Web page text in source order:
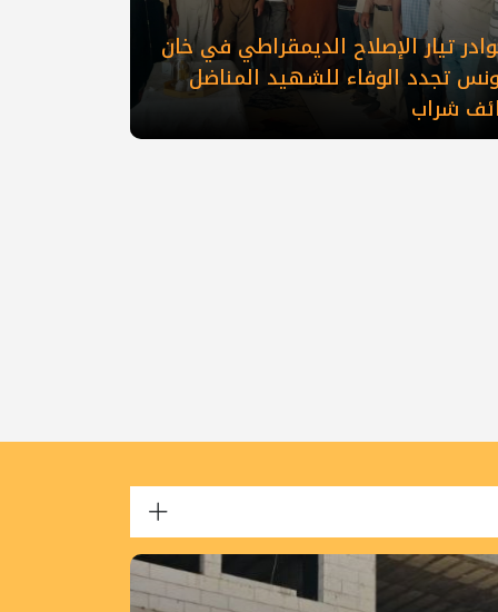
تيار الإصلاح الديمقراطي في خان
تجدد الوفاء للشهيد المناضل
شراب